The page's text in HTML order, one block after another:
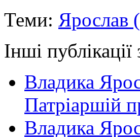
Теми: Ярослав
Інші
Владика
Патріаршій
Владика